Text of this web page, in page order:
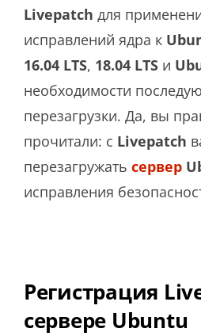
Livepatch для
исправлений ядра к
16.04 LTS, 18.04 LTS и
необходимости
перезагрузки. Да, вы
прочитали: с Livepatch
перезагружать сервер
исправления
Регистрация
сервере Ubuntu